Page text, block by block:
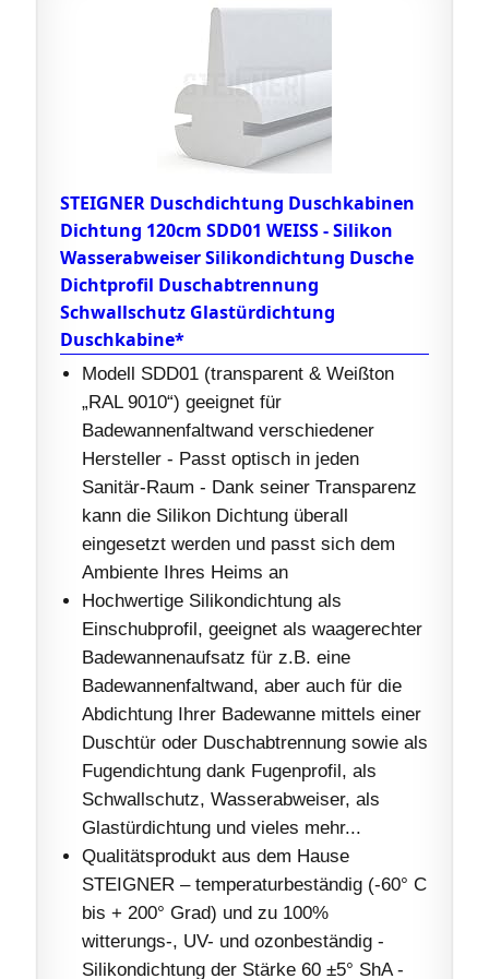
STEIGNER Duschdichtung Duschkabinen
Dichtung 120cm SDD01 WEISS - Silikon
Wasserabweiser Silikondichtung Dusche
Dichtprofil Duschabtrennung
Schwallschutz Glastürdichtung
Duschkabine*
Modell SDD01 (transparent & Weißton
„RAL 9010“) geeignet für
Badewannenfaltwand verschiedener
Hersteller - Passt optisch in jeden
Sanitär-Raum - Dank seiner Transparenz
kann die Silikon Dichtung überall
eingesetzt werden und passt sich dem
Ambiente Ihres Heims an
Hochwertige Silikondichtung als
Einschubprofil, geeignet als waagerechter
Badewannenaufsatz für z.B. eine
Badewannenfaltwand, aber auch für die
Abdichtung Ihrer Badewanne mittels einer
Duschtür oder Duschabtrennung sowie als
Fugendichtung dank Fugenprofil, als
Schwallschutz, Wasserabweiser, als
Glastürdichtung und vieles mehr...
Qualitätsprodukt aus dem Hause
STEIGNER – temperaturbeständig (-60° C
bis + 200° Grad) und zu 100%
witterungs-, UV- und ozonbeständig -
Silikondichtung der Stärke 60 ±5° ShA -